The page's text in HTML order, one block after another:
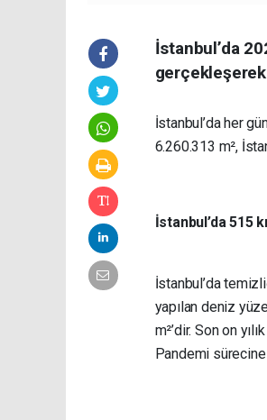
İstanbul’da
İstanbul’da her
6.260.313 m²,
İstanbul’da 515
İstanbul’da
yapılan deniz
m²’dir. Son on
Pandemi